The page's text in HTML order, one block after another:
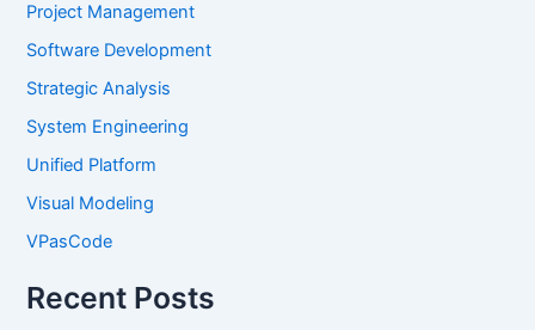
Project Management
Software Development
Strategic Analysis
System Engineering
Unified Platform
Visual Modeling
VPasCode
Recent Posts